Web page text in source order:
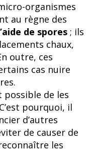
organismes
au règne des
de spores ; ils
chaux,
outre, ces
cas nuire
possible de les
pourquoi, il
d’autres
de causer de
les